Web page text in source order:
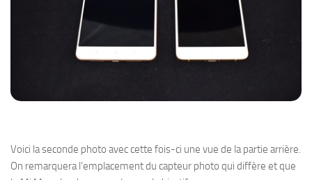
Voici la seconde photo avec cette fois-ci une vue de la partie arrière.
On remarquera l’emplacement du capteur photo qui diffère et que